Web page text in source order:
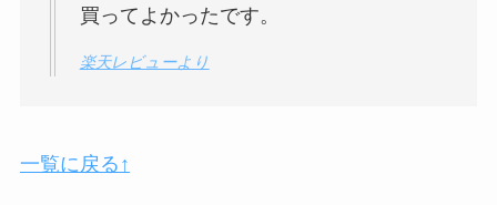
買ってよかったです。
楽天レビューより
一覧に戻る↑